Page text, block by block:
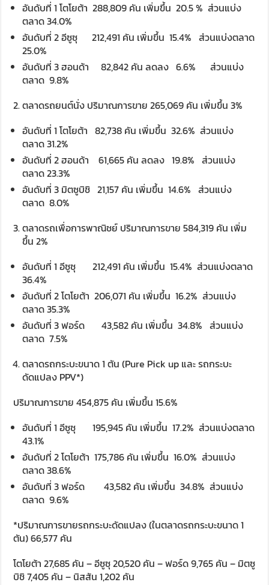
อันดับที่ 1 โตโยต้า 288,809 คัน เพิ่มขึ้น 20.5 % ส่วนแบ่ง
ตลาด 34.0%
อันดับที่ 2 อีซูซุ 212,491 คัน เพิ่มขึ้น 15.4% ส่วนแบ่งตลาด
25.0%
อันดับที่ 3 ฮอนด้า 82,842 คัน ลดลง 6.6% ส่วนแบ่ง
ตลาด 9.8%
ตลาดรถยนต์นั่ง ปริมาณการขาย 265,069 คัน เพิ่มขึ้น 3%
อันดับที่ 1 โตโยต้า 82,738 คัน เพิ่มขึ้น 32.6% ส่วนแบ่ง
ตลาด 31.2%
อันดับที่ 2 ฮอนด้า 61,665 คัน ลดลง 19.8% ส่วนแบ่ง
ตลาด 23.3%
อันดับที่ 3 มิตซูบิชิ 21,157 คัน เพิ่มขึ้น 14.6% ส่วนแบ่ง
ตลาด 8.0%
ตลาดรถเพื่อการพาณิชย์ ปริมาณการขาย 584,319 คัน เพิ่ม
ขึ้น 2%
อันดับที่ 1 อีซูซุ 212,491 คัน เพิ่มขึ้น 15.4% ส่วนแบ่งตลาด
36.4%
อันดับที่ 2 โตโยต้า 206,071 คัน เพิ่มขึ้น 16.2% ส่วนแบ่ง
ตลาด 35.3%
อันดับที่ 3 ฟอร์ด 43,582 คัน เพิ่มขึ้น 34.8% ส่วนแบ่ง
ตลาด 7.5%
ตลาดรถกระบะขนาด 1 ตัน (Pure Pick up และ รถกระบะ
ดัดแปลง PPV*)
ปริมาณการขาย 454,875 คัน เพิ่มขึ้น 15.6%
อันดับที่ 1 อีซูซุ 195,945 คัน เพิ่มขึ้น 17.2% ส่วนแบ่งตลาด
43.1%
อันดับที่ 2 โตโยต้า 175,786 คัน เพิ่มขึ้น 16.0% ส่วนแบ่ง
ตลาด 38.6%
อันดับที่ 3 ฟอร์ด 43,582 คัน เพิ่มขึ้น 34.8% ส่วนแบ่ง
ตลาด 9.6%
*ปริมาณการขายรถกระบะดัดแปลง (ในตลาดรถกระบะขนาด 1
ตัน) 66,577 คัน
โตโยต้า 27,685 คัน – อีซูซุ 20,520 คัน – ฟอร์ด 9,765 คัน – มิตซู
บิชิ 7,405 คัน – นิสสัน 1,202 คัน